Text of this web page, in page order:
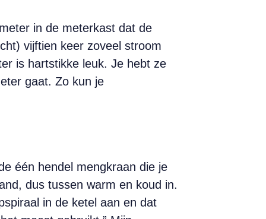
in de meterkast dat de
vijftien keer zoveel stroom
is hartstikke leuk. Je hebt ze
gaat. Zo kun je
één hendel mengkraan die je
dus tussen warm en koud in.
in de ketel aan en dat